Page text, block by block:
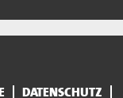
DATENSCHUTZ